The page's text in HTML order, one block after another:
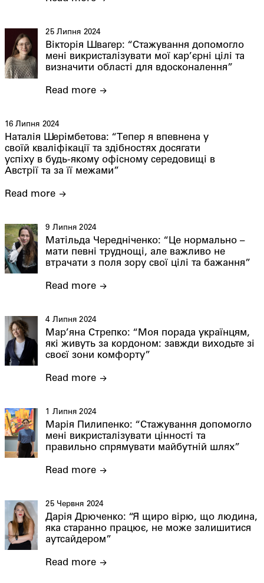
25 Липня 2024
Вікторія Швагер: “Стажування допомогло
мені викристалізувати мої кар’єрні цілі та
визначити області для вдосконалення”
Read more
16 Липня 2024
Наталія Шерімбетова: “Тепер я впевнена у
своїй кваліфікації та здібностях досягати
успіху в будь-якому офісному середовищі в
Австрії та за її межами”
Read more
9 Липня 2024
Матільда Чередніченко: “Це нормально –
мати певні труднощі, але важливо не
втрачати з поля зору свої цілі та бажання”
Read more
4 Липня 2024
Мар’яна Стрепко: “Моя порада українцям,
які живуть за кордоном: завжди виходьте зі
своєї зони комфорту”
Read more
1 Липня 2024
Марія Пилипенко: “Стажування допомогло
мені викристалізувати цінності та
правильно спрямувати майбутній шлях”
Read more
25 Червня 2024
Дарія Дрюченко: “Я щиро вірю, що людина,
яка старанно працює, не може залишитися
аутсайдером”
Read more